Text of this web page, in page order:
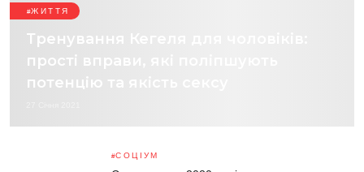
ЖИТТЯ
Тренування Кегеля для чоловіків:
прості вправи, які поліпшують
потенцію та якість сексу
СОЦІУМ